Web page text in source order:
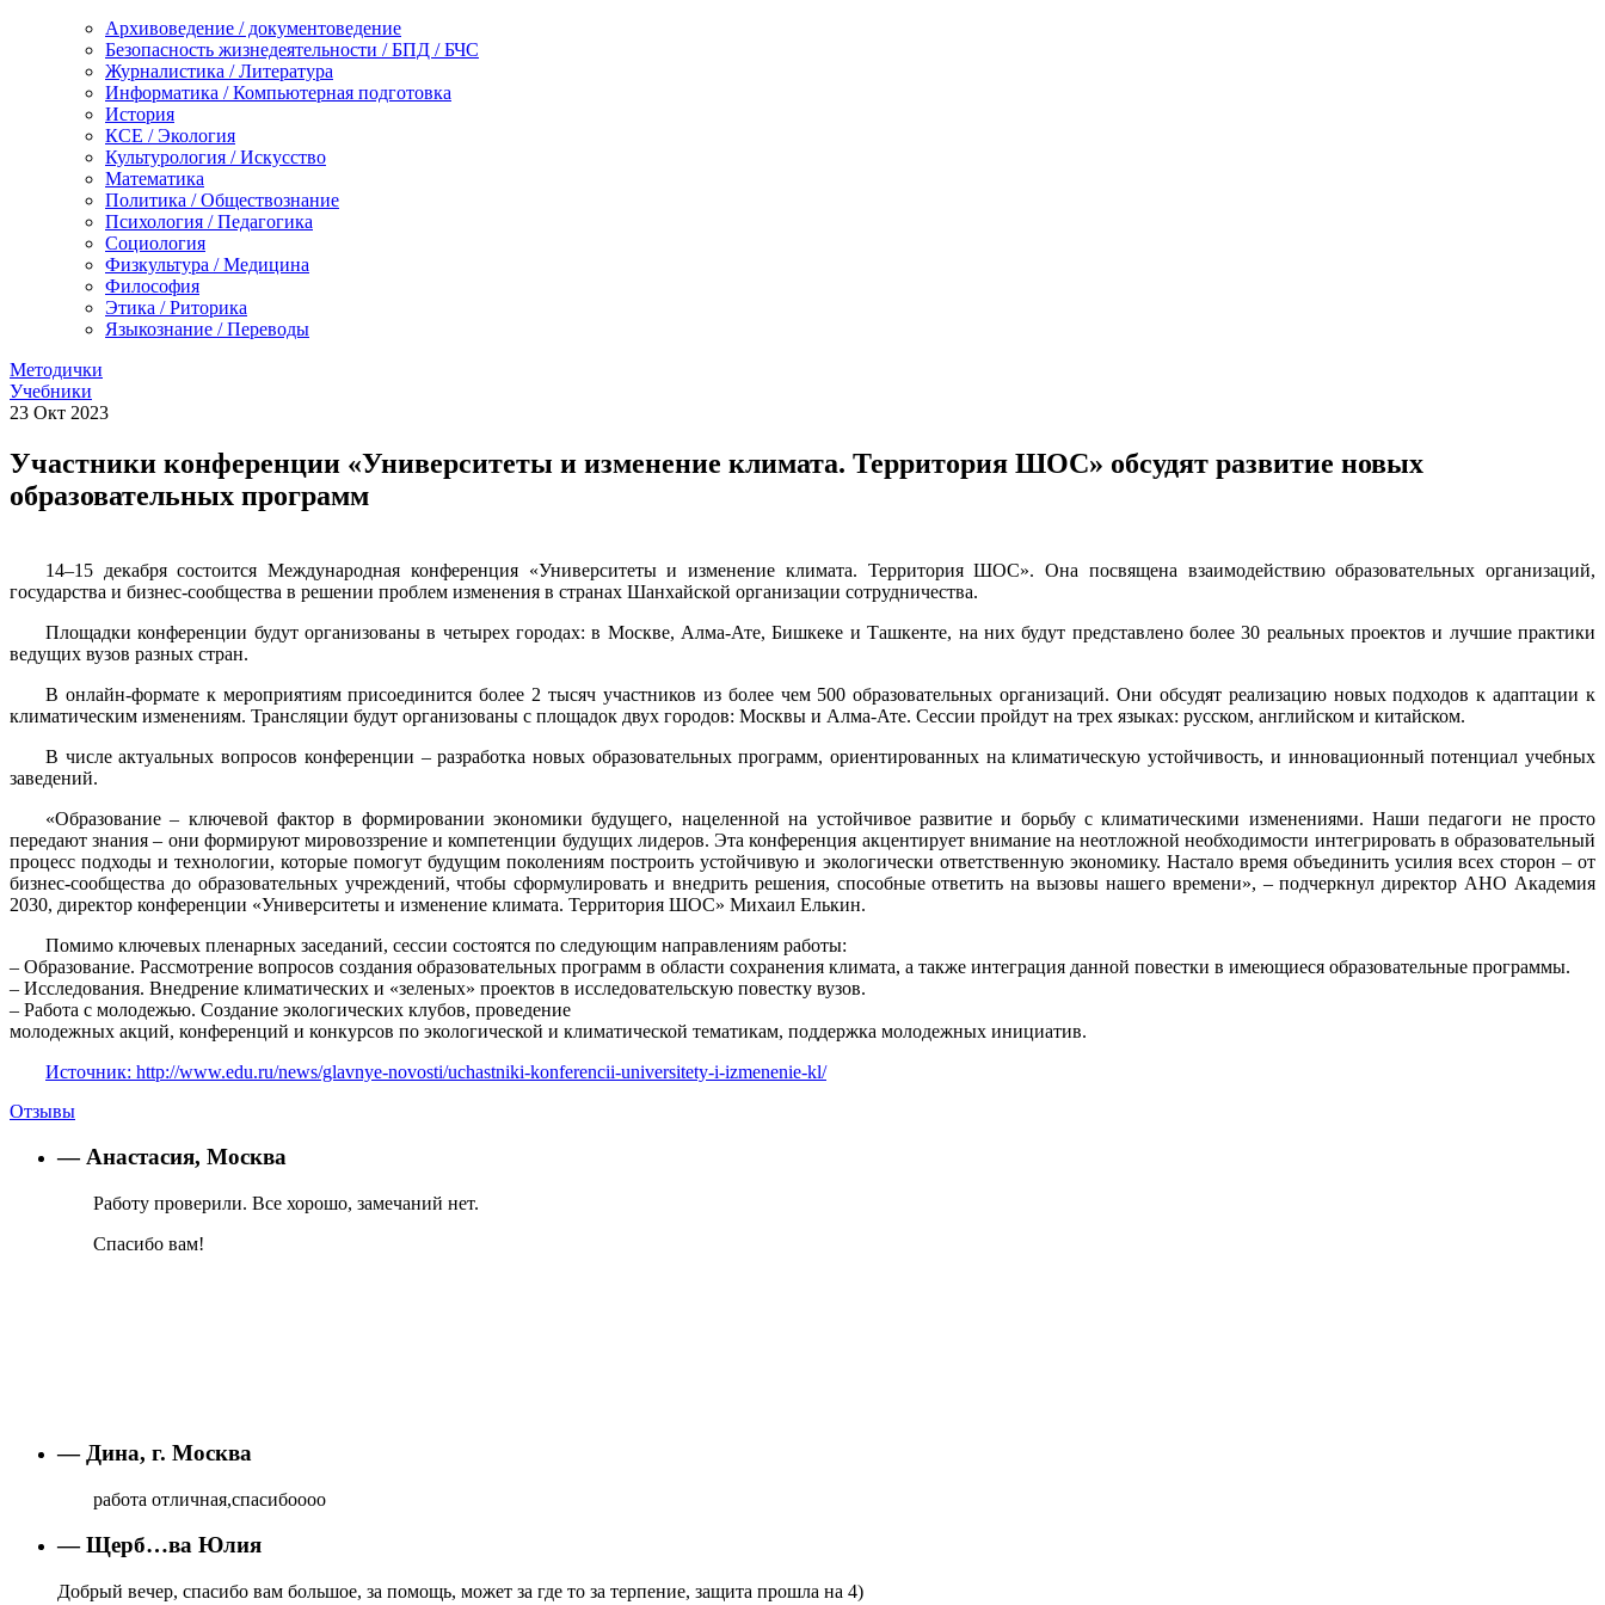
Архивоведение / документоведение
Безопасность жизнедеятельности / БПД / БЧС
Журналистика / Литература
Информатика / Компьютерная подготовка
История
КСЕ / Экология
Культурология / Искусство
Математика
Политика / Обществознание
Психология / Педагогика
Социология
Физкультура / Медицина
Философия
Этика / Риторика
Языкознание / Переводы
Методички
Учебники
23 Окт 2023
Участники конференции «Университеты и изменение климата. Территория ШОС» обсудят развитие новых
образовательных программ
14–15 декабря состоится Международная конференция «Университеты и изменение климата. Территория ШОС». Она посвящена взаимодействию образовательных организаций,
государства и бизнес-сообщества в решении проблем изменения в странах Шанхайской организации сотрудничества.
Площадки конференции будут организованы в четырех городах: в Москве, Алма-Ате, Бишкеке и Ташкенте, на них будут представлено более 30 реальных проектов и лучшие практики
ведущих вузов разных стран.
В онлайн-формате к мероприятиям присоединится более 2 тысяч участников из более чем 500 образовательных организаций. Они обсудят реализацию новых подходов к адаптации к
климатическим изменениям. Трансляции будут организованы с площадок двух городов: Москвы и Алма-Ате. Сессии пройдут на трех языках: русском, английском и китайском.
В числе актуальных вопросов конференции – разработка новых образовательных программ, ориентированных на климатическую устойчивость, и инновационный потенциал учебных
заведений.
«Образование – ключевой фактор в формировании экономики будущего, нацеленной на устойчивое развитие и борьбу с климатическими изменениями. Наши педагоги не просто
передают знания – они формируют мировоззрение и компетенции будущих лидеров. Эта конференция акцентирует внимание на неотложной необходимости интегрировать в образовательный
процесс подходы и технологии, которые помогут будущим поколениям построить устойчивую и экологически ответственную экономику. Настало время объединить усилия всех сторон – от
бизнес-сообщества до образовательных учреждений, чтобы сформулировать и внедрить решения, способные ответить на вызовы нашего времени», – подчеркнул директор АНО Академия
2030, директор конференции «Университеты и изменение климата. Территория ШОС» Михаил Елькин.
Помимо ключевых пленарных заседаний, сессии состоятся по следующим направлениям работы:
– Образование. Рассмотрение вопросов создания образовательных программ в области сохранения климата, а также интеграция данной повестки в имеющиеся образовательные программы.
– Исследования. Внедрение климатических и «зеленых» проектов в исследовательскую повестку вузов.
– Работа с молодежью. Создание экологических клубов, проведение
молодежных акций, конференций и конкурсов по экологической и климатической тематикам, поддержка молодежных инициатив.
Источник: http://www.edu.ru/news/glavnye-novosti/uchastniki-konferencii-universitety-i-izmenenie-kl/
Отзывы
— Анастасия, Москва
Работу проверили. Все хорошо, замечаний нет.
Спасибо вам!
— Дина, г. Москва
работа отличная,спасибоооо
— Щерб…ва Юлия
Добрый вечер, спасибо вам большое, за помощь, может за где то за терпение, защита прошла на 4)